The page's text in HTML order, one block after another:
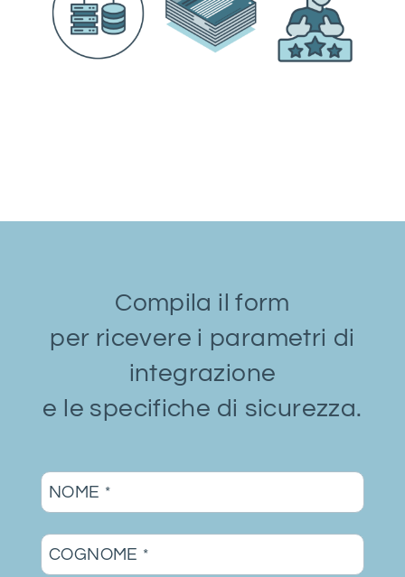
Compila il form
per ricevere i parametri di
integrazione
e le specifiche di sicurezza.
NOME *
COGNOME *